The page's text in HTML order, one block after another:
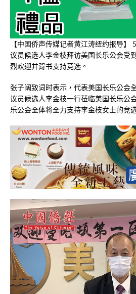
【中国侨声传媒记者黄江涛纽约报导
议员候选人李金枝拜访美国长乐公会受
烈欢迎并背书支持竞选。
张子阔致词时表示，代表美国长乐公会
议员候选人李金枝一行莅临美国长乐公
乐公会全体将全力支持李金枝女士的竞